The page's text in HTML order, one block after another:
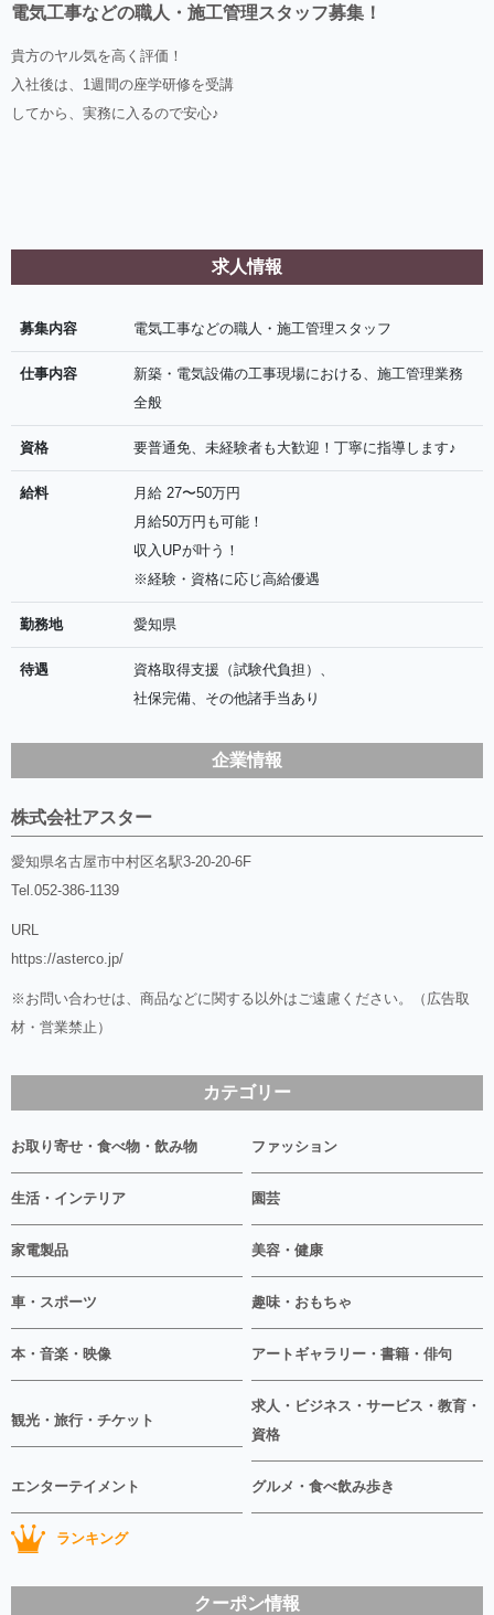
電気工事などの職人・施工管理スタッフ募集！
貴方のヤル気を高く評価！
入社後は、1週間の座学研修を受講
してから、実務に入るので安心♪
求人情報
募集内容 電気工事などの職人・施工管理スタッフ
仕事内容
新築・電気設備の工事現場における、施工管理業務
全般
資格 要普通免、未経験者も大歓迎！丁寧に指導します♪
給料
月給 27〜50万円
月給50万円も可能！
収入UPが叶う！
※経験・資格に応じ高給優遇
勤務地 愛知県
待遇
資格取得支援（試験代負担）、
社保完備、その他諸手当あり
企業情報
株式会社アスター
愛知県名古屋市中村区名駅3-20-20-6F
Tel.052-386-1139
URL
https://asterco.jp/
※お問い合わせは、商品などに関する以外はご遠慮ください。（広告取
材・営業禁止）
カテゴリー
お取り寄せ・食べ物・飲み物 ファッション
生活・インテリア 園芸
家電製品 美容・健康
車・スポーツ 趣味・おもちゃ
本・音楽・映像 アートギャラリー・書籍・俳句
観光・旅行・チケット
求人・ビジネス・サービス・教育・
資格
エンターテイメント グルメ・食べ飲み歩き
ランキング
クーポン情報